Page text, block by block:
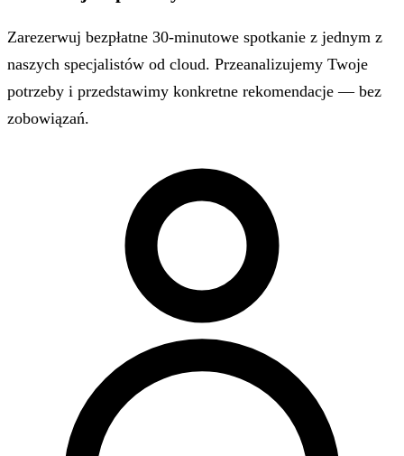
Zarezerwuj bezpłatne 30-minutowe spotkanie z jednym z
naszych specjalistów od cloud. Przeanalizujemy Twoje
potrzeby i przedstawimy konkretne rekomendacje — bez
zobowiązań.